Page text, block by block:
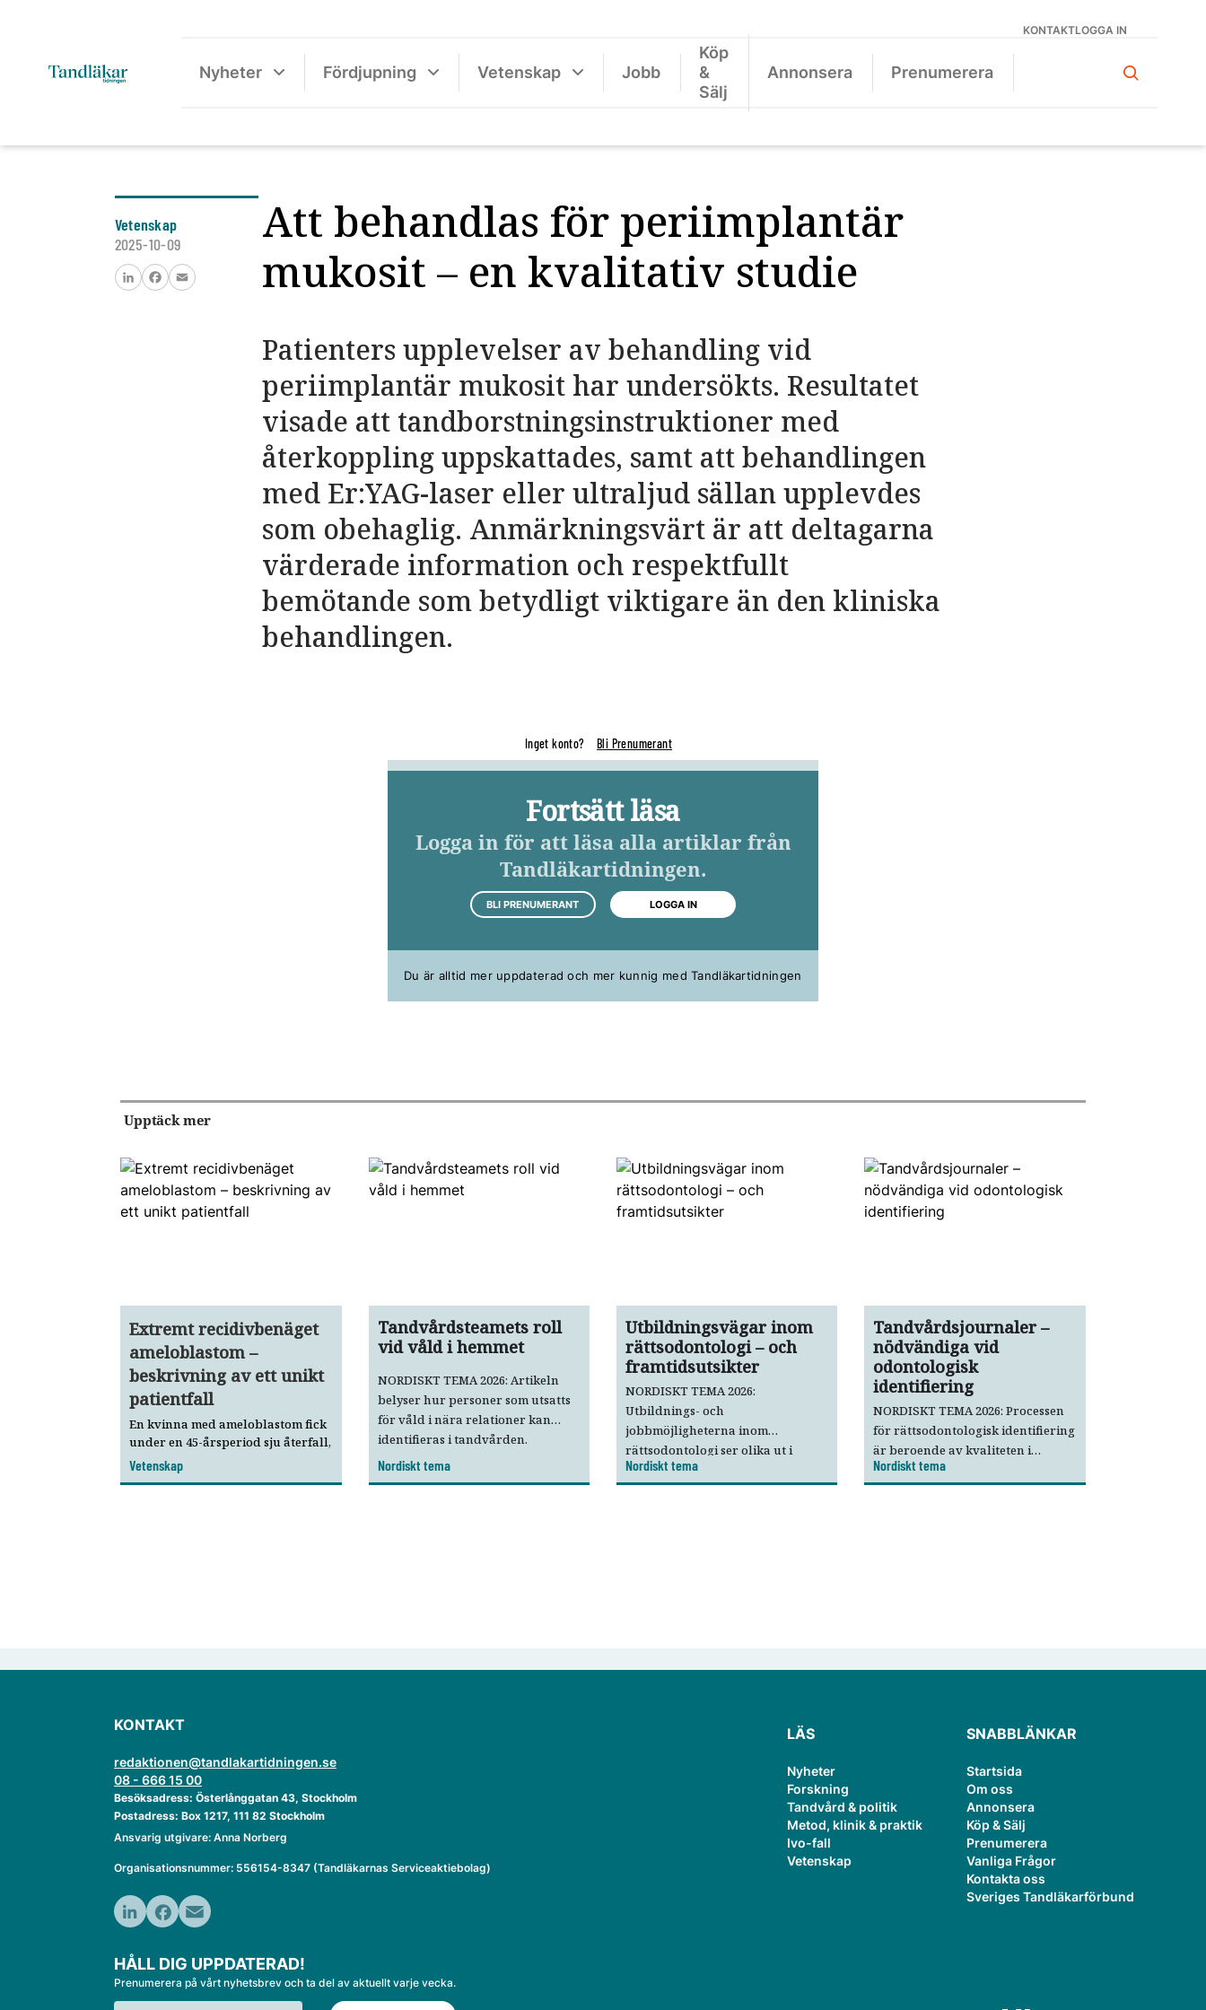
KONTAKTLOGGA IN
Nyheter Fördjupning Vetenskap Jobb
Köp
&
Sälj
Annonsera Prenumerera
Vetenskap
2025-10-09
FacebookEmail
Att behandlas för periimplantär
mukosit – en kvalitativ studie
Patienters upplevelser av behandling vid
periimplantär mukosit har undersökts. Resultatet
visade att tandborstningsinstruktioner med
återkoppling uppskattades, samt att behandlingen
med Er:YAG-laser eller ultraljud sällan upplevdes
som obehaglig. Anmärkningsvärt är att deltagarna
värderade information och respektfullt
bemötande som betydligt viktigare än den kliniska
behandlingen.
Inget konto? Bli Prenumerant
Fortsätt läsa
Logga in för att läsa alla artiklar från
Tandläkartidningen.
BLI PRENUMERANT LOGGA IN
Du är alltid mer uppdaterad och mer kunnig med Tandläkartidningen
Upptäck mer
Extremt recidivbenäget
ameloblastom –
beskrivning av ett unikt
patientfall
En kvinna med ameloblastom fick
under en 45-årsperiod sju återfall,
trots upprepad kirurgisk
behandling. Denna
Vetenskap
Tandvårdsteamets roll
vid våld i hemmet
NORDISKT TEMA 2026: Artikeln
belyser hur personer som utsatts
för våld i nära relationer kan
identifieras i tandvården.
Tandvårdspersonal har både en
Nordiskt tema
Utbildningsvägar inom
rättsodontologi – och
framtidsutsikter
NORDISKT TEMA 2026:
Utbildnings- och
jobbmöjligheterna inom
rättsodontologi ser olika ut i
Norden. Även om antalet
heltidsjobb är begränsat är
Nordiskt tema
Tandvårdsjournaler –
nödvändiga vid
odontologisk
identifiering
NORDISKT TEMA 2026: Processen
för rättsodontologisk identifiering
är beroende av kvaliteten i
tandvårdsjournalerna. De
nordiska länderna tillämpar
Nordiskt tema
KONTAKT
redaktionen@tandlakartidningen.se
08 - 666 15 00
Besöksadress: Österlånggatan 43, Stockholm
Postadress: Box 1217, 111 82 Stockholm
Ansvarig utgivare: Anna Norberg
Organisationsnummer: 556154-8347 (Tandläkarnas Serviceaktiebolag)
HÅLL DIG UPPDATERAD!
Prenumerera på vårt nyhetsbrev och ta del av aktuellt varje vecka.
LÄS
Nyheter
Forskning
Tandvård & politik
Metod, klinik & praktik
Ivo-fall
Vetenskap
SNABBLÄNKAR
Startsida
Om oss
Annonsera
Köp & Sälj
Prenumerera
Vanliga Frågor
Kontakta oss
Sveriges Tandläkarförbund